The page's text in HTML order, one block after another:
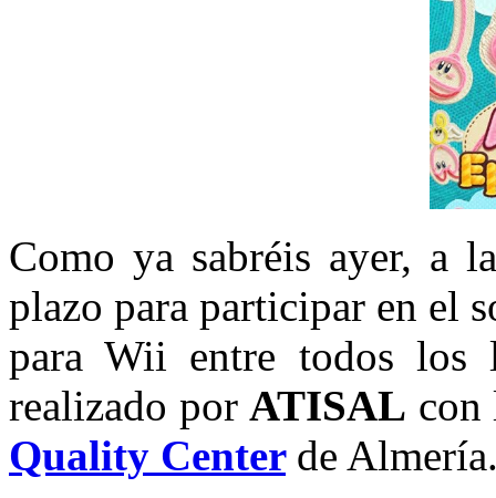
Como ya sabréis ayer, a
plazo para participar en el
para Wii entre todos los
realizado porATISAL con
Quality Center de